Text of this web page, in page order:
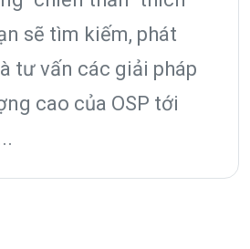
sẽ tìm kiếm, phát
tư vấn các giải pháp
cao của OSP tới